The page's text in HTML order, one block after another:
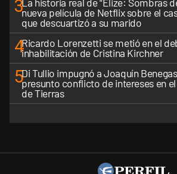
3nueva película de Netflix sobre el
que descuartizó a su marido
4Ricardo Lorenzetti se metió en el
inhabilitación de Cristina Kirchner
5Di Tullio impugnó a Joaquín
presunto conflicto de intereses en
de Tierras